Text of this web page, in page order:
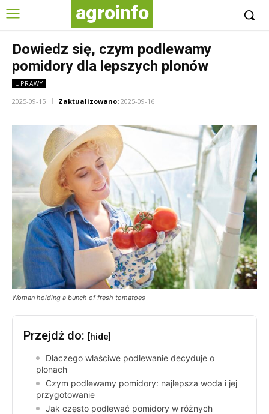
agroinfo
Dowiedz się, czym podlewamy
pomidory dla lepszych plonów
UPRAWY
2025-09-15 Zaktualizowano: 2025-09-16
Woman holding a bunch of fresh tomatoes
Przejdź do: [hide]
Dlaczego właściwe podlewanie decyduje o
plonach
Czym podlewamy pomidory: najlepsza woda i jej
przygotowanie
Jak często podlewać pomidory w różnych